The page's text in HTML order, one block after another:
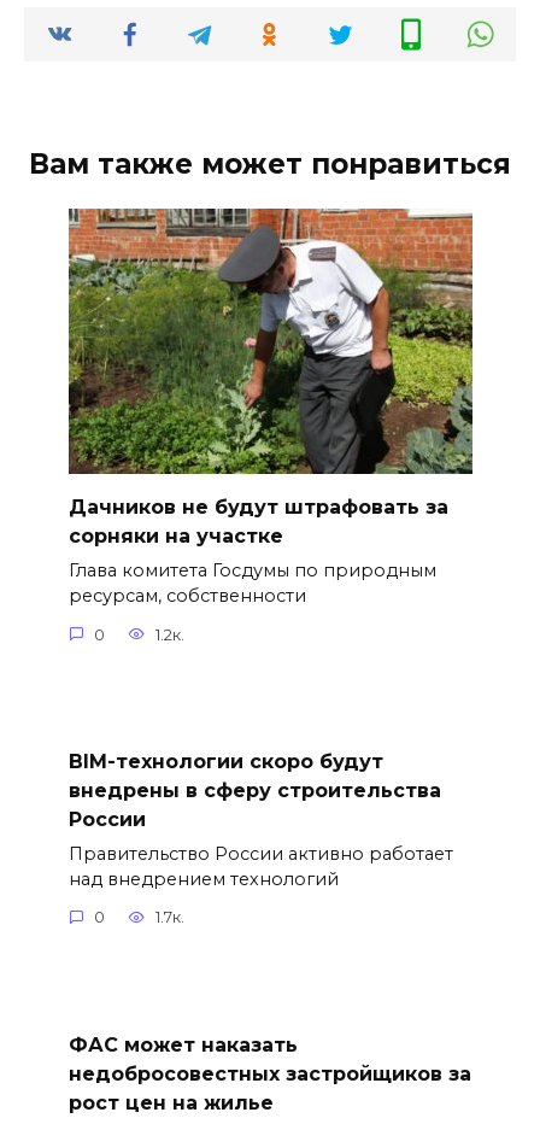
Вам также может понравиться
Дачников не будут штрафовать за
сорняки на участке
Глава комитета Госдумы по природным
ресурсам, собственности
0 1.2к.
BIM-технологии скоро будут
внедрены в сферу строительства
России
Правительство России активно работает
над внедрением технологий
0 1.7к.
ФАС может наказать
недобросовестных застройщиков за
рост цен на жилье